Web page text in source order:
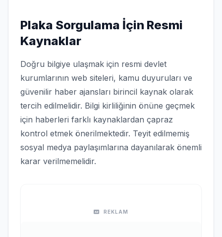
Plaka Sorgulama İçin Resmi
Kaynaklar
Doğru bilgiye ulaşmak için resmi devlet
kurumlarının web siteleri, kamu duyuruları ve
güvenilir haber ajansları birincil kaynak olarak
tercih edilmelidir. Bilgi kirliliğinin önüne geçmek
için haberleri farklı kaynaklardan çapraz
kontrol etmek önerilmektedir. Teyit edilmemiş
sosyal medya paylaşımlarına dayanılarak önemli
karar verilmemelidir.
REKLAM